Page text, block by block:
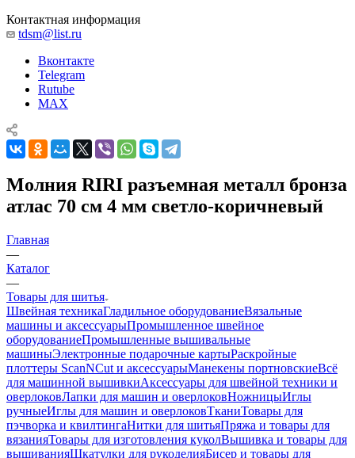
Контактная информация
tdsm@list.ru
Вконтакте
Telegram
Rutube
MAX
Молния RIRI разъемная металл бронза
атлас 70 см 4 мм светло-коричневый
Главная
—
Каталог
—
Товары для шитья
Швейная техникаГладильное оборудованиеВязальные
машины и аксессуарыПромышленное швейное
оборудованиеПромышленные вышивальные
машиныЭлектронные подарочные картыРаскройные
плоттеры ScanNCut и аксессуарыМанекены портновскиеВсё
для машинной вышивкиАксессуары для швейной техники и
оверлоковЛапки для машин и оверлоковНожницыИглы
ручныеИглы для машин и оверлоковТканиТовары для
пэчворка и квилтингаНитки для шитьяПряжа и товары для
вязанияТовары для изготовления куколВышивка и товары для
вышиванияШкатулки для рукоделияБисер и товары для